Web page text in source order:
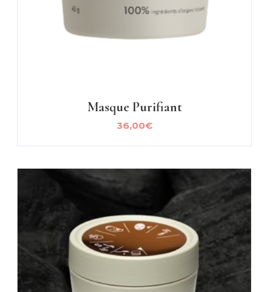
Masque Purifiant
36,00€